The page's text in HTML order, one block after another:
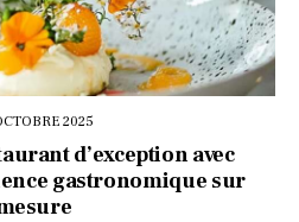
2025
d’exception avec
gastronomique sur